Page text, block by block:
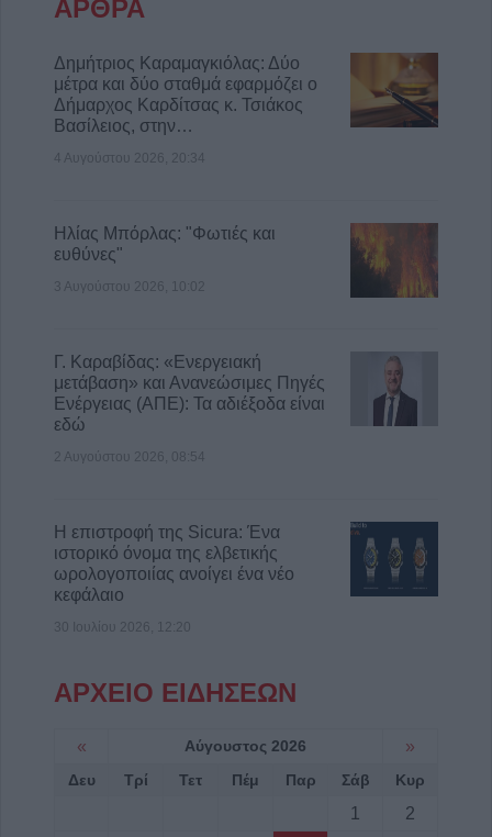
Προγραμματισμένες διακοπές
ηλεκτροδότησης την Παρασκευή (7/8) σε
Ιτέα, Άγιο Γεώργιο, Γεώργιο Καραϊσκάκη,
Κρανιά, Καππά, Φύλλο και Αμπελώνα
6 Αυγούστου 2026, 15:00
ΑΡΘΡΑ
Δημήτριος Καραμαγκιόλας: Δύο
μέτρα και δύο σταθμά εφαρμόζει ο
Δήμαρχος Καρδίτσας κ. Τσιάκος
Βασίλειος, στην…
4 Αυγούστου 2026, 20:34
Ηλίας Μπόρλας: "Φωτιές και
ευθύνες"
3 Αυγούστου 2026, 10:02
Γ. Καραβίδας: «Ενεργειακή
μετάβαση» και Ανανεώσιμες Πηγές
Ενέργειας (ΑΠΕ): Τα αδιέξοδα είναι
εδώ
2 Αυγούστου 2026, 08:54
Η επιστροφή της Sicura: Ένα
ιστορικό όνομα της ελβετικής
ωρολογοποιίας ανοίγει ένα νέο
κεφάλαιο
30 Ιουλίου 2026, 12:20
ΑΡΧΕΙΟ ΕΙΔΗΣΕΩΝ
« Αύγουστος 2026 »
Δευ Τρί Τετ Πέμ Παρ Σάβ Κυρ
1
2